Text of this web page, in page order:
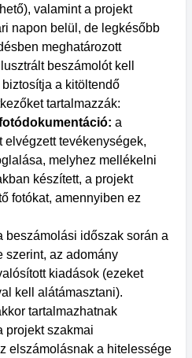
valamint a projekt
napon belül, de legkésőbb
meghatározott
beszámolót kell
a kitöltendő
tartalmazzák:
a
elvégzett tevékenységek,
melyhez mellékelni
készített, a projekt
fotókat, amennyiben ez
beszámolási időszak során a
szerint, az adomány
kiadások (ezeket
kell alátámasztani).
tartalmazhatnak
projekt szakmai
elszámolásnak a hitelessége